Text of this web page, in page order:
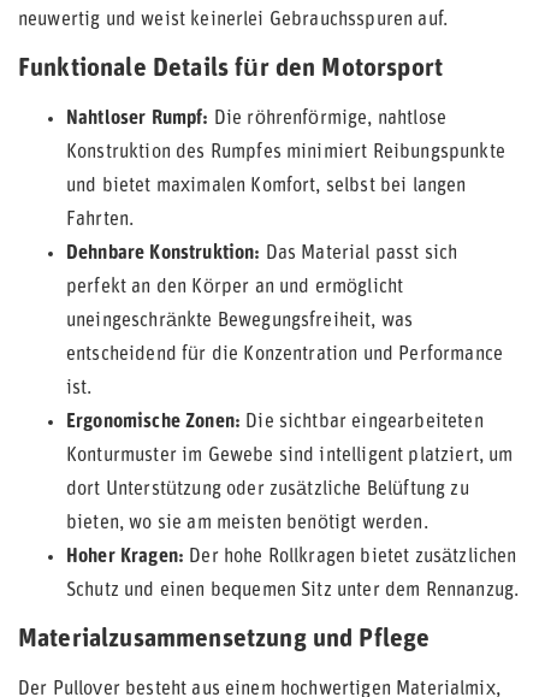
neuwertig und weist keinerlei Gebrauchsspuren auf.
Funktionale Details für den Motorsport
Nahtloser Rumpf: Die röhrenförmige, nahtlose
Konstruktion des Rumpfes minimiert Reibungspunkte
und bietet maximalen Komfort, selbst bei langen
Fahrten.
Dehnbare Konstruktion: Das Material passt sich
perfekt an den Körper an und ermöglicht
uneingeschränkte Bewegungsfreiheit, was
entscheidend für die Konzentration und Performance
ist.
Ergonomische Zonen: Die sichtbar eingearbeiteten
Konturmuster im Gewebe sind intelligent platziert, um
dort Unterstützung oder zusätzliche Belüftung zu
bieten, wo sie am meisten benötigt werden.
Hoher Kragen: Der hohe Rollkragen bietet zusätzlichen
Schutz und einen bequemen Sitz unter dem Rennanzug.
Materialzusammensetzung und Pflege
Der Pullover besteht aus einem hochwertigen Materialmix,